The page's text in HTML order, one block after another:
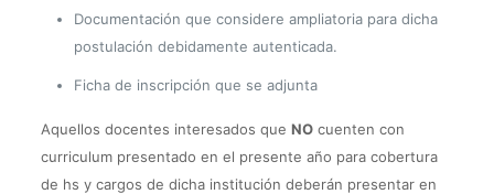
Documentación que considere ampliatoria para dicha
postulación debidamente autenticada.
Ficha de inscripción que se adjunta
Aquellos docentes interesados que NOcuenten con
curriculum presentado en el presente año para cobertura
de hs y cargos de dicha institución deberán presentar en